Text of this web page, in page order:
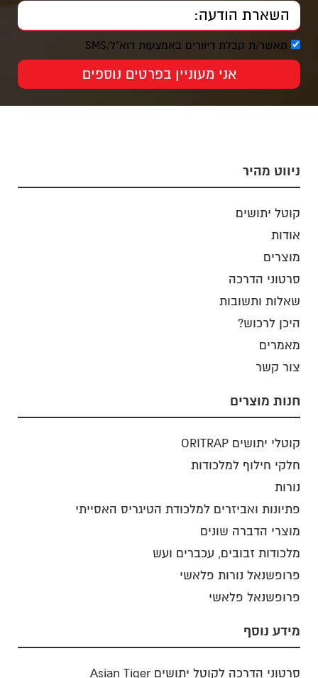
מאשר/ת קבלת דיוורים באמצעות דוא"ל/SMS
ניווט מהיר
קוטל יתושים
אודות
מוצרים
סרטוני הדרכה
שאלות ותשובות
היכן לרכוש?
מאמרים
צור קשר
חנות מוצרים
קוטלי יתושים ORITRAP
חלקי חילוף למלכודות
נורות
פתיונות ואביזרים למלכודת הטיגריס האסייתי
מוצרי הדברה שונים
מלכודות זבובים, עכברים ועש
פרופשנאל נורות פלאשי
פרופשנאל פלאשי
מידע נוסף
סרטוני הדרכה לקוטל יתושים Asian Tiger